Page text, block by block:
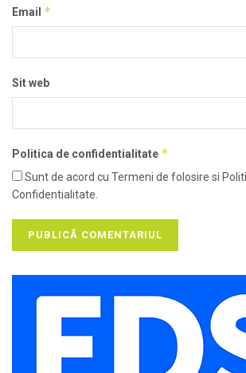
Email *
Sit web
Politica de confidentialitate *
Sunt de acord cu Termeni de folosire si
Confidentialitate.